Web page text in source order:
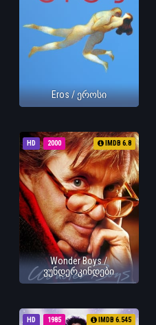
Eros / ეროსი
HD 2000 IMDB 6.8
Wonder Boys /
ვუნდერკინდები
HD 1985 IMDB 6.545